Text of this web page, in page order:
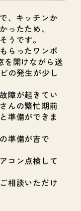
、キッチンか
ったため、
うです。
らったワンポ
を開けながら送
の発生が少し
障が起きてい
んの繁忙期前
準備ができま
準備が吉で
コン点検して
相談いただけ